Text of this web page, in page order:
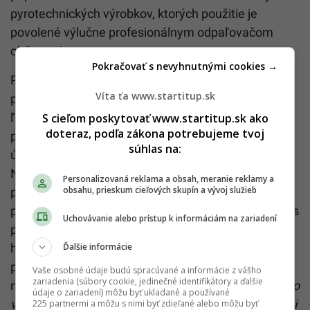
pyrotechnických výrobkov, ktorých použitie je
povolené výlučne profesionálnym odpaľovačom
ohňostrojov.
Poslanci tvrdia, že takáto zábavná pyrotechnika
poškodzuje a ohrozuje fyzické i duševné zdravie
ľudí. Najmä pri neodbornej manipulácii s
pyrotechnickými výrobkami dochádza k vážnym
úrazom s dočasnými alebo trvalými následkami.
Neočakávané použitie extrémne hlučnej zábavnej
pyrotechniky aj so svetelným efektom pôsobí podľa
predkladateľov negatívne na starších ľudí, deti, ľudí s
poruchami duševného zdravia či mentálne
hendikepovaných ľudí. V návrhu ďalej uvádzajú, že
pyrotechnika môže poškodiť súkromný aj verejný
majetok, a tiež fyzické a duševné zdravie zvierat. „
Vo
všeobecnosti patria medzi najcitlivejšie zvieratá voči
Víta ťa www.startitup.sk
S cieľom poskytovať www.startitup.sk ako
doteraz, podľa zákona potrebujeme tvoj
súhlas na:
Personalizovaná reklama a obsah, meranie reklamy a
obsahu, prieskum cieľových skupín a vývoj služieb
Uchovávanie alebo prístup k informáciám na zariadení
Ďalšie informácie
Vaše osobné údaje budú spracúvané a informácie z vášho
zariadenia (súbory cookie, jedinečné identifikátory a ďalšie
údaje o zariadení) môžu byť ukladané a používané
225 partnermi a môžu s nimi byť zdieľané alebo môžu byť
Pokračovať s nevyhnutnými cookies →